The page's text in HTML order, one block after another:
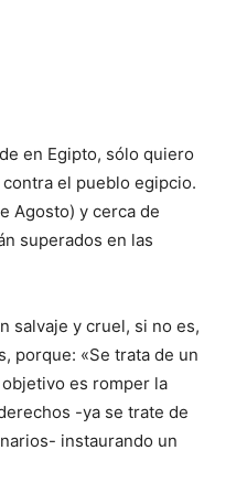
en Egipto, sólo quiero
el pueblo egipcio.
Agosto) y cerca de
superados en las
salvaje y cruel, si no es,
porque: «Se trata de un
es romper la
-ya se trate de
instaurando un